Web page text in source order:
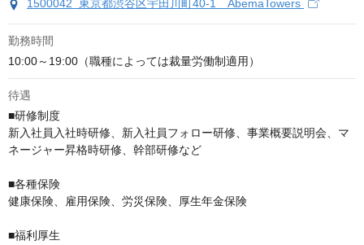
1500042 東京都渋谷区宇田川町40-1 AbemaTowers
勤務時間
10:00～19:00（職種によっては裁量労働制適用）
待遇
■研修制度
新入社員入社時研修、新入社員フォロー研修、事業概要説明会、マ
ネージャー昇格時研修、幹部研修など
■各種保険
健康保険、雇用保険、労災保険、厚生年金保険
■福利厚生